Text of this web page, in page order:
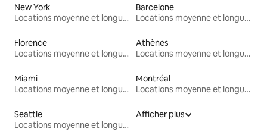
New York
Locations moyenne et longue durée
Barcelone
Locations moyenne et longue durée
Florence
Locations moyenne et longue durée
Athènes
Locations moyenne et longue durée
Miami
Locations moyenne et longue durée
Montréal
Locations moyenne et longue durée
Seattle
Locations moyenne et longue durée
Afficher plus